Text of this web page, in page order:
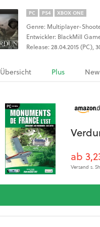
PC PS4 XBOX ONE
Genre: Multiplayer-
Entwickler: BlackMill
Release: 28.04.2015 (PC),
Übersicht Plus
ab
Versand s.